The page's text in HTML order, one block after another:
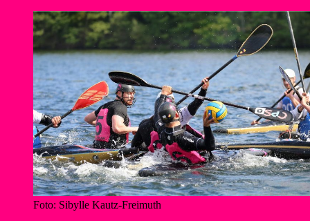
Foto: Sibylle Kautz-Freimuth